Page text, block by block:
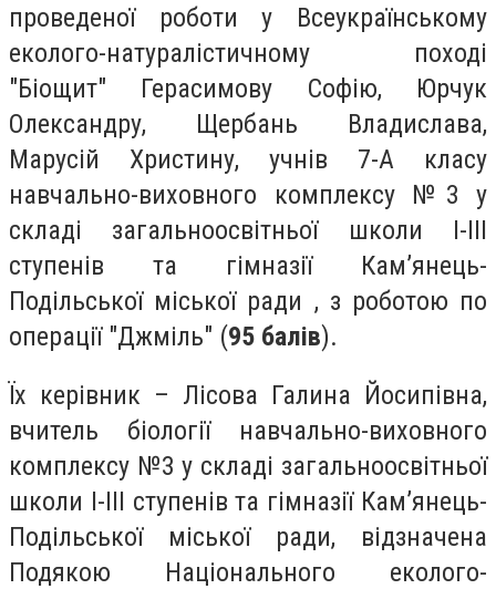
проведеної роботи у Всеукраїнському
еколого-натуралістичному поході
"Біощит" Герасимову Софію, Юрчук
Олександру, Щербань Владислава,
Марусій Христину, учнів 7-А класу
навчально-виховного комплексу №3 у
складі загальноосвітньої школи І-ІІІ
ступенів та гімназії Кам’янець-
Подільської міської ради , з роботою по
операції "Джміль" (95 балів).
Їх керівник – Лісова Галина Йосипівна,
вчитель біології навчально-виховного
комплексу №3 у складі загальноосвітньої
школи І-ІІІ ступенів та гімназії Кам’янець-
Подільської міської ради, відзначена
Подякою Національного еколого-